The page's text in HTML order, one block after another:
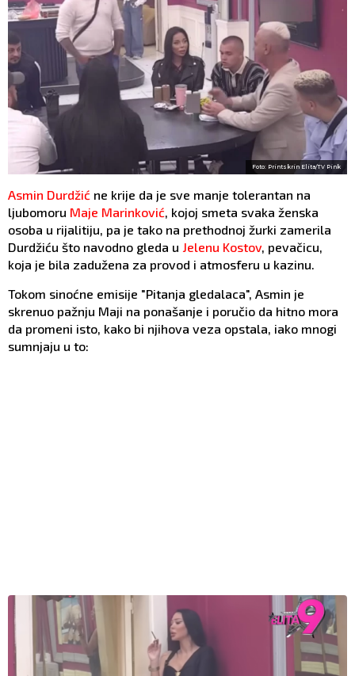
Foto: Printskrin Elita/TV Pink
Asmin Durdžić ne krije da je sve manje tolerantan na
ljubomoru Maje Marinković, kojoj smeta svaka ženska
osoba u rijalitiju, pa je tako na prethodnoj žurki zamerila
Durdžiću što navodno gleda u Jelenu Kostov, pevačicu,
koja je bila zadužena za provod i atmosferu u kazinu.
Tokom sinoćne emisije "Pitanja gledalaca", Asmin je
skrenuo pažnju Maji na ponašanje i poručio da hitno mora
da promeni isto, kako bi njihova veza opstala, iako mnogi
sumnjaju u to: